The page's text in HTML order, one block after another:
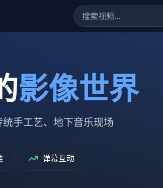
影像世界
手工艺、地下音乐现场
弹幕互动